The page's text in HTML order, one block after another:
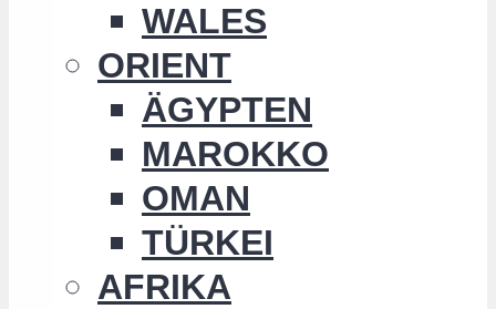
WALES
ORIENT
ÄGYPTEN
MAROKKO
OMAN
TÜRKEI
AFRIKA